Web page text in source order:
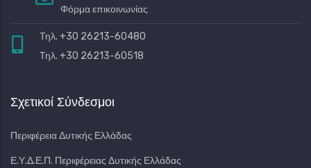
Φόρμα επικοινωνίας
Τηλ. +30 26213-60480
Τηλ. +30 26213-60518
Σχετικοί Σύνδεσμοι
Περιφέρεια Δυτικής Ελλάδας
Ε.Υ.Δ.Ε.Π. Περιφέρειας Δυτικής Ελλάδας